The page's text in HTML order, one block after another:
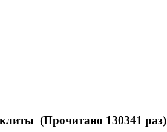
(Прочитано 130341 раз)